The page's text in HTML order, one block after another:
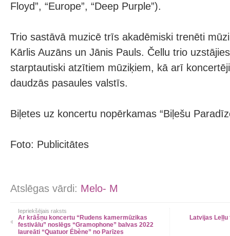
Floyd”, “Europe”, “Deep Purple”).
Trio sastāvā muzicē trīs akadēmiski trenēti
Kārlis Auzāns un Jānis Pauls. Čellu trio
starptautiski atzītiem mūziķiem, kā arī
daudzās pasaules valstīs.
Biļetes uz koncertu nopērkamas “Biļešu
Foto: Publicitātes
Atslēgas vārdi: Melo- M
Iepriekšējais raksts
Ar krāšņu koncertu “Rudens kamermūzikas
festivālu” noslēgs “Gramophone” balvas 2022
laureāti “Quatuor Ébène” no Parīzes
Latvijas